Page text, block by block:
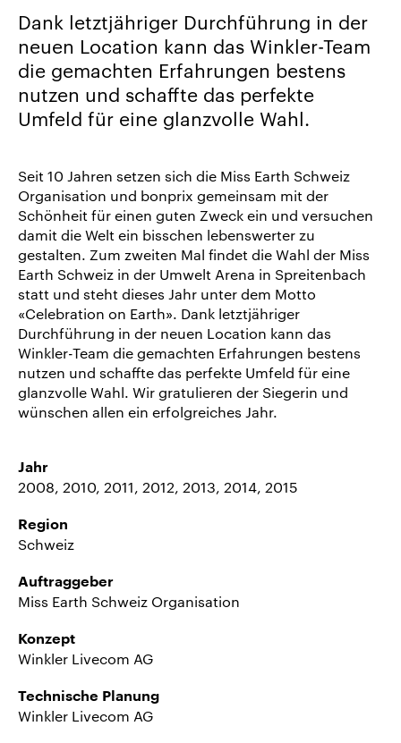
uns
Karriere/Jobs
Referenz-
Index
News
Storys
DE
EN
Dank letztjähriger Durchführung in der
neuen Location kann das Winkler-Team
die gemachten Erfahrungen bestens
nutzen und schaffte das perfekte
Umfeld für eine glanzvolle Wahl.
Seit 10 Jahren setzen sich die Miss Earth Schweiz
Organisation und bonprix gemeinsam mit der
Schönheit für einen guten Zweck ein und versuchen
damit die Welt ein bisschen lebenswerter zu
gestalten. Zum zweiten Mal findet die Wahl der Miss
Earth Schweiz in der Umwelt Arena in Spreitenbach
statt und steht dieses Jahr unter dem Motto
«Celebration on Earth». Dank letztjähriger
Durchführung in der neuen Location kann das
Winkler-Team die gemachten Erfahrungen bestens
nutzen und schaffte das perfekte Umfeld für eine
glanzvolle Wahl. Wir gratulieren der Siegerin und
wünschen allen ein erfolgreiches Jahr.
Jahr
2008, 2010, 2011, 2012, 2013, 2014, 2015
Region
Schweiz
Auftraggeber
Miss Earth Schweiz Organisation
Konzept
Winkler Livecom AG
Technische Planung
Winkler Livecom AG